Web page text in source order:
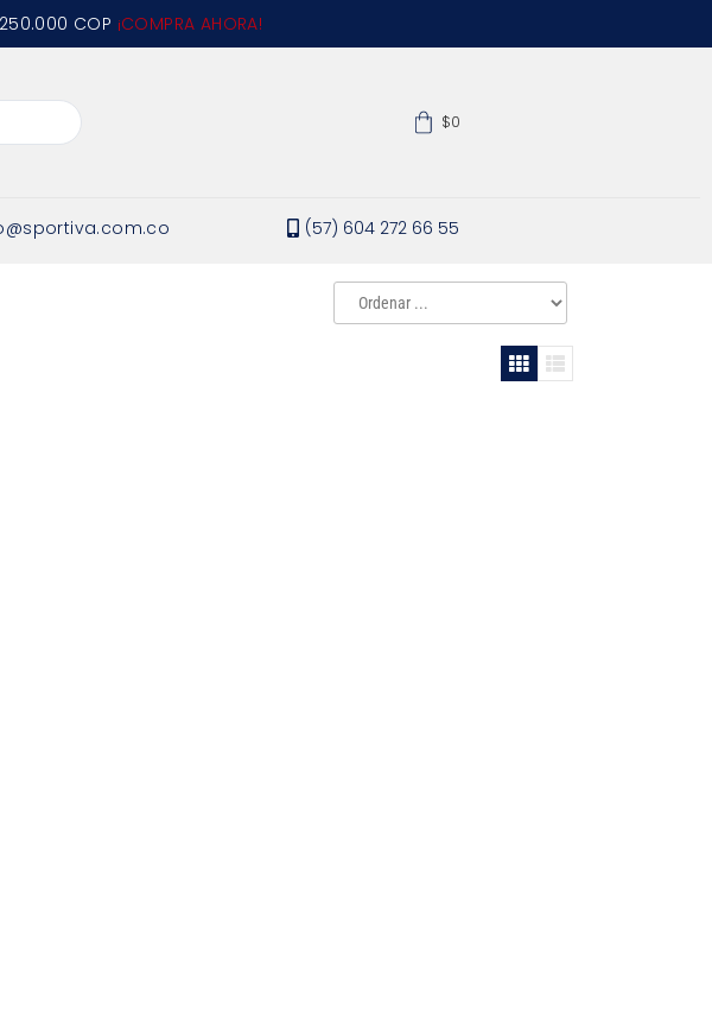
COP ¡COMPRA AHORA!
$0
(57) 604 272 66 55